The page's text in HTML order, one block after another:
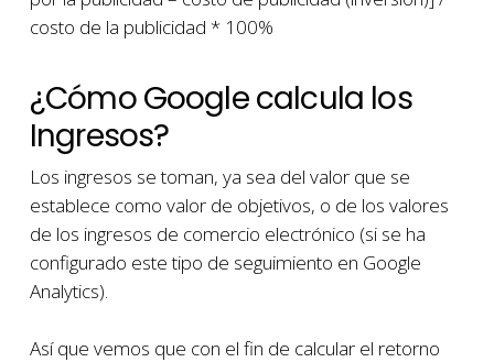
costo de la publicidad * 100%
¿Cómo Google calcula los
Ingresos?
Los ingresos se toman, ya sea del valor que se
establece como valor de objetivos, o de los valores
de los ingresos de comercio electrónico (si se ha
configurado este tipo de seguimiento en Google
Analytics).
Así que vemos que con el fin de calcular el retorno